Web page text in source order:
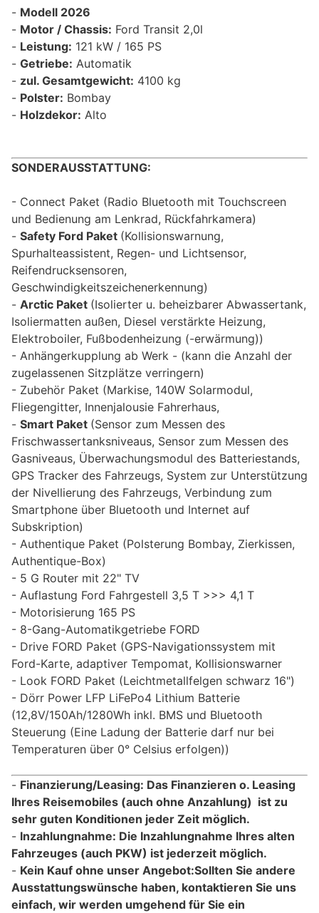
Modell 2026
Motor / Chassis: Ford Transit 2,0l
Leistung: 121 kW / 165 PS
Getriebe: Automatik
zul. Gesamtgewicht: 4100 kg
Polster: Bombay
Holzdekor: Alto
SONDERAUSSTATTUNG:
Connect Paket (Radio Bluetooth mit Touchscreen
und Bedienung am Lenkrad, Rückfahrkamera)
Safety Ford Paket (Kollisionswarnung,
Spurhalteassistent, Regen- und Lichtsensor,
Reifendrucksensoren,
Geschwindigkeitszeichenerkennung)
Arctic Paket (Isolierter u. beheizbarer Abwassertank,
Isoliermatten außen, Diesel verstärkte Heizung,
Elektroboiler, Fußbodenheizung (-erwärmung))
Anhängerkupplung ab Werk - (kann die Anzahl der
zugelassenen Sitzplätze verringern)
Zubehör Paket (Markise, 140W Solarmodul,
Fliegengitter, Innenjalousie Fahrerhaus,
Smart Paket (Sensor zum Messen des
Frischwassertanksniveaus, Sensor zum Messen des
Gasniveaus, Überwachungsmodul des Batteriestands,
GPS Tracker des Fahrzeugs, System zur Unterstützung
der Nivellierung des Fahrzeugs, Verbindung zum
Smartphone über Bluetooth und Internet auf
Subskription)
Authentique Paket (Polsterung Bombay, Zierkissen,
Authentique-Box)
5 G Router mit 22" TV
Auflastung Ford Fahrgestell 3,5 T >>> 4,1 T
Motorisierung 165 PS
8-Gang-Automatikgetriebe FORD
Drive FORD Paket (GPS-Navigationssystem mit
Ford-Karte, adaptiver Tempomat, Kollisionswarner
Look FORD Paket (Leichtmetallfelgen schwarz 16")
Dörr Power LFP LiFePo4 Lithium Batterie
(12,8V/150Ah/1280Wh inkl. BMS und Bluetooth
Steuerung (Eine Ladung der Batterie darf nur bei
Temperaturen über 0° Celsius erfolgen))
Finanzierung/Leasing: Das Finanzieren o. Leasing
Ihres Reisemobiles (auch ohne Anzahlung) ist zu
sehr guten Konditionen jeder Zeit möglich.
Inzahlungnahme: Die Inzahlungnahme Ihres alten
Fahrzeuges (auch PKW) ist jederzeit möglich.
Kein Kauf ohne unser Angebot:Sollten Sie andere
Ausstattungswünsche haben, kontaktieren Sie uns
einfach, wir werden umgehend für Sie ein